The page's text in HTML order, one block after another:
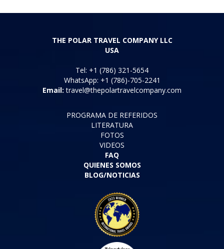
THE POLAR TRAVEL COMPANY LLC
USA
Tel: +1 (786) 321-5654
WhatsApp: +1 (786)-705-2241
Email: travel@thepolartravelcompany.com
PROGRAMA DE REFERIDOS
LITERATURA
FOTOS
VIDEOS
FAQ
QUIENES SOMOS
BLOG/NOTICIAS